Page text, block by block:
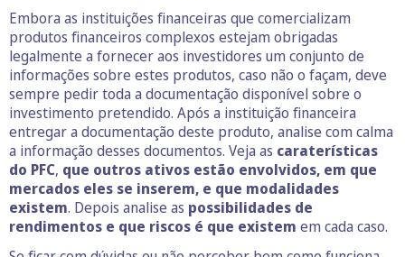
Embora as instituições financeiras que comercializam
produtos financeiros complexos estejam obrigadas
legalmente a fornecer aos investidores um conjunto de
informações sobre estes produtos, caso não o façam, deve
sempre pedir toda a documentação disponível sobre o
investimento pretendido. Após a instituição financeira
entregar a documentação deste produto, analise com calma
a informação desses documentos. Veja as caraterísticas
do PFC, que outros ativos estão envolvidos, em que
mercados eles se inserem, e que modalidades
existem. Depois analise as possibilidades de
rendimentos e que riscos é que existem em cada caso.